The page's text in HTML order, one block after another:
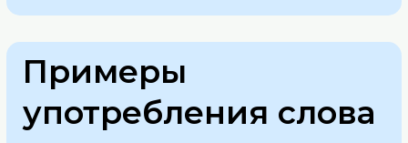
Примеры
употребления слова